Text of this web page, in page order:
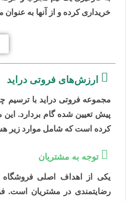
خریداری کرده و از آنها به عنوان
ارزش‌های فروتی دراید
مجموعهفروتی دراید با ترسیم
پیش تعیین شده گام بردارد. این
کرده است که شامل موارد زیر
توجه به مشتریان
یکی از اهداف اصلی
رضایتمندی در مشتریان است.